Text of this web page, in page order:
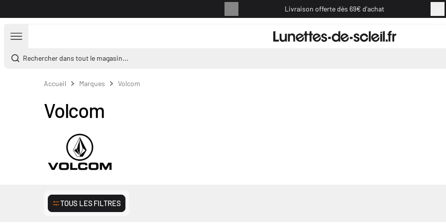
Livraison offerte dès 69€ d'achat
Rechercher dans tout le magasin...
Accueil Marques Volcom
Volcom
TOUS LES FILTRES